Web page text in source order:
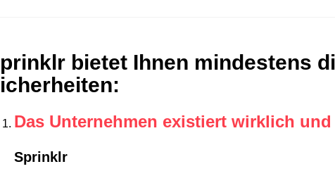
bietet Ihnen mindestens
:
Das Unternehmen existiert wirklich
Sprinklr